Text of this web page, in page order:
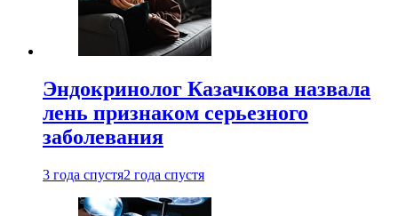
Эндокринолог Казачкова назвала
лень признаком серьезного
заболевания
3 года спустя2 года спустя